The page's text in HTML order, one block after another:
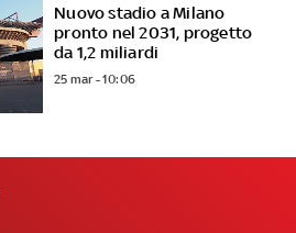
Nuovo stadio a Milano
pronto nel 2031, progetto
da 1,2 miliardi
25 mar - 10:06